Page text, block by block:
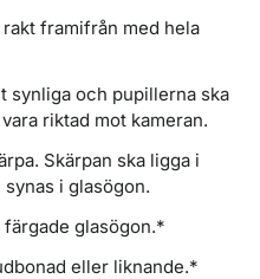
framifrån med hela
synliga och pupillerna ska
riktad mot kameran.
Skärpan ska ligga i
i glasögon.
glasögon.*
eller liknande.*